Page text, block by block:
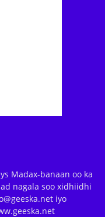
Madax-banaan oo ka
nagala soo xidhiidhi
iyo